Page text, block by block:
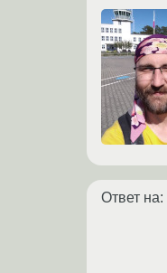
Ответ на: